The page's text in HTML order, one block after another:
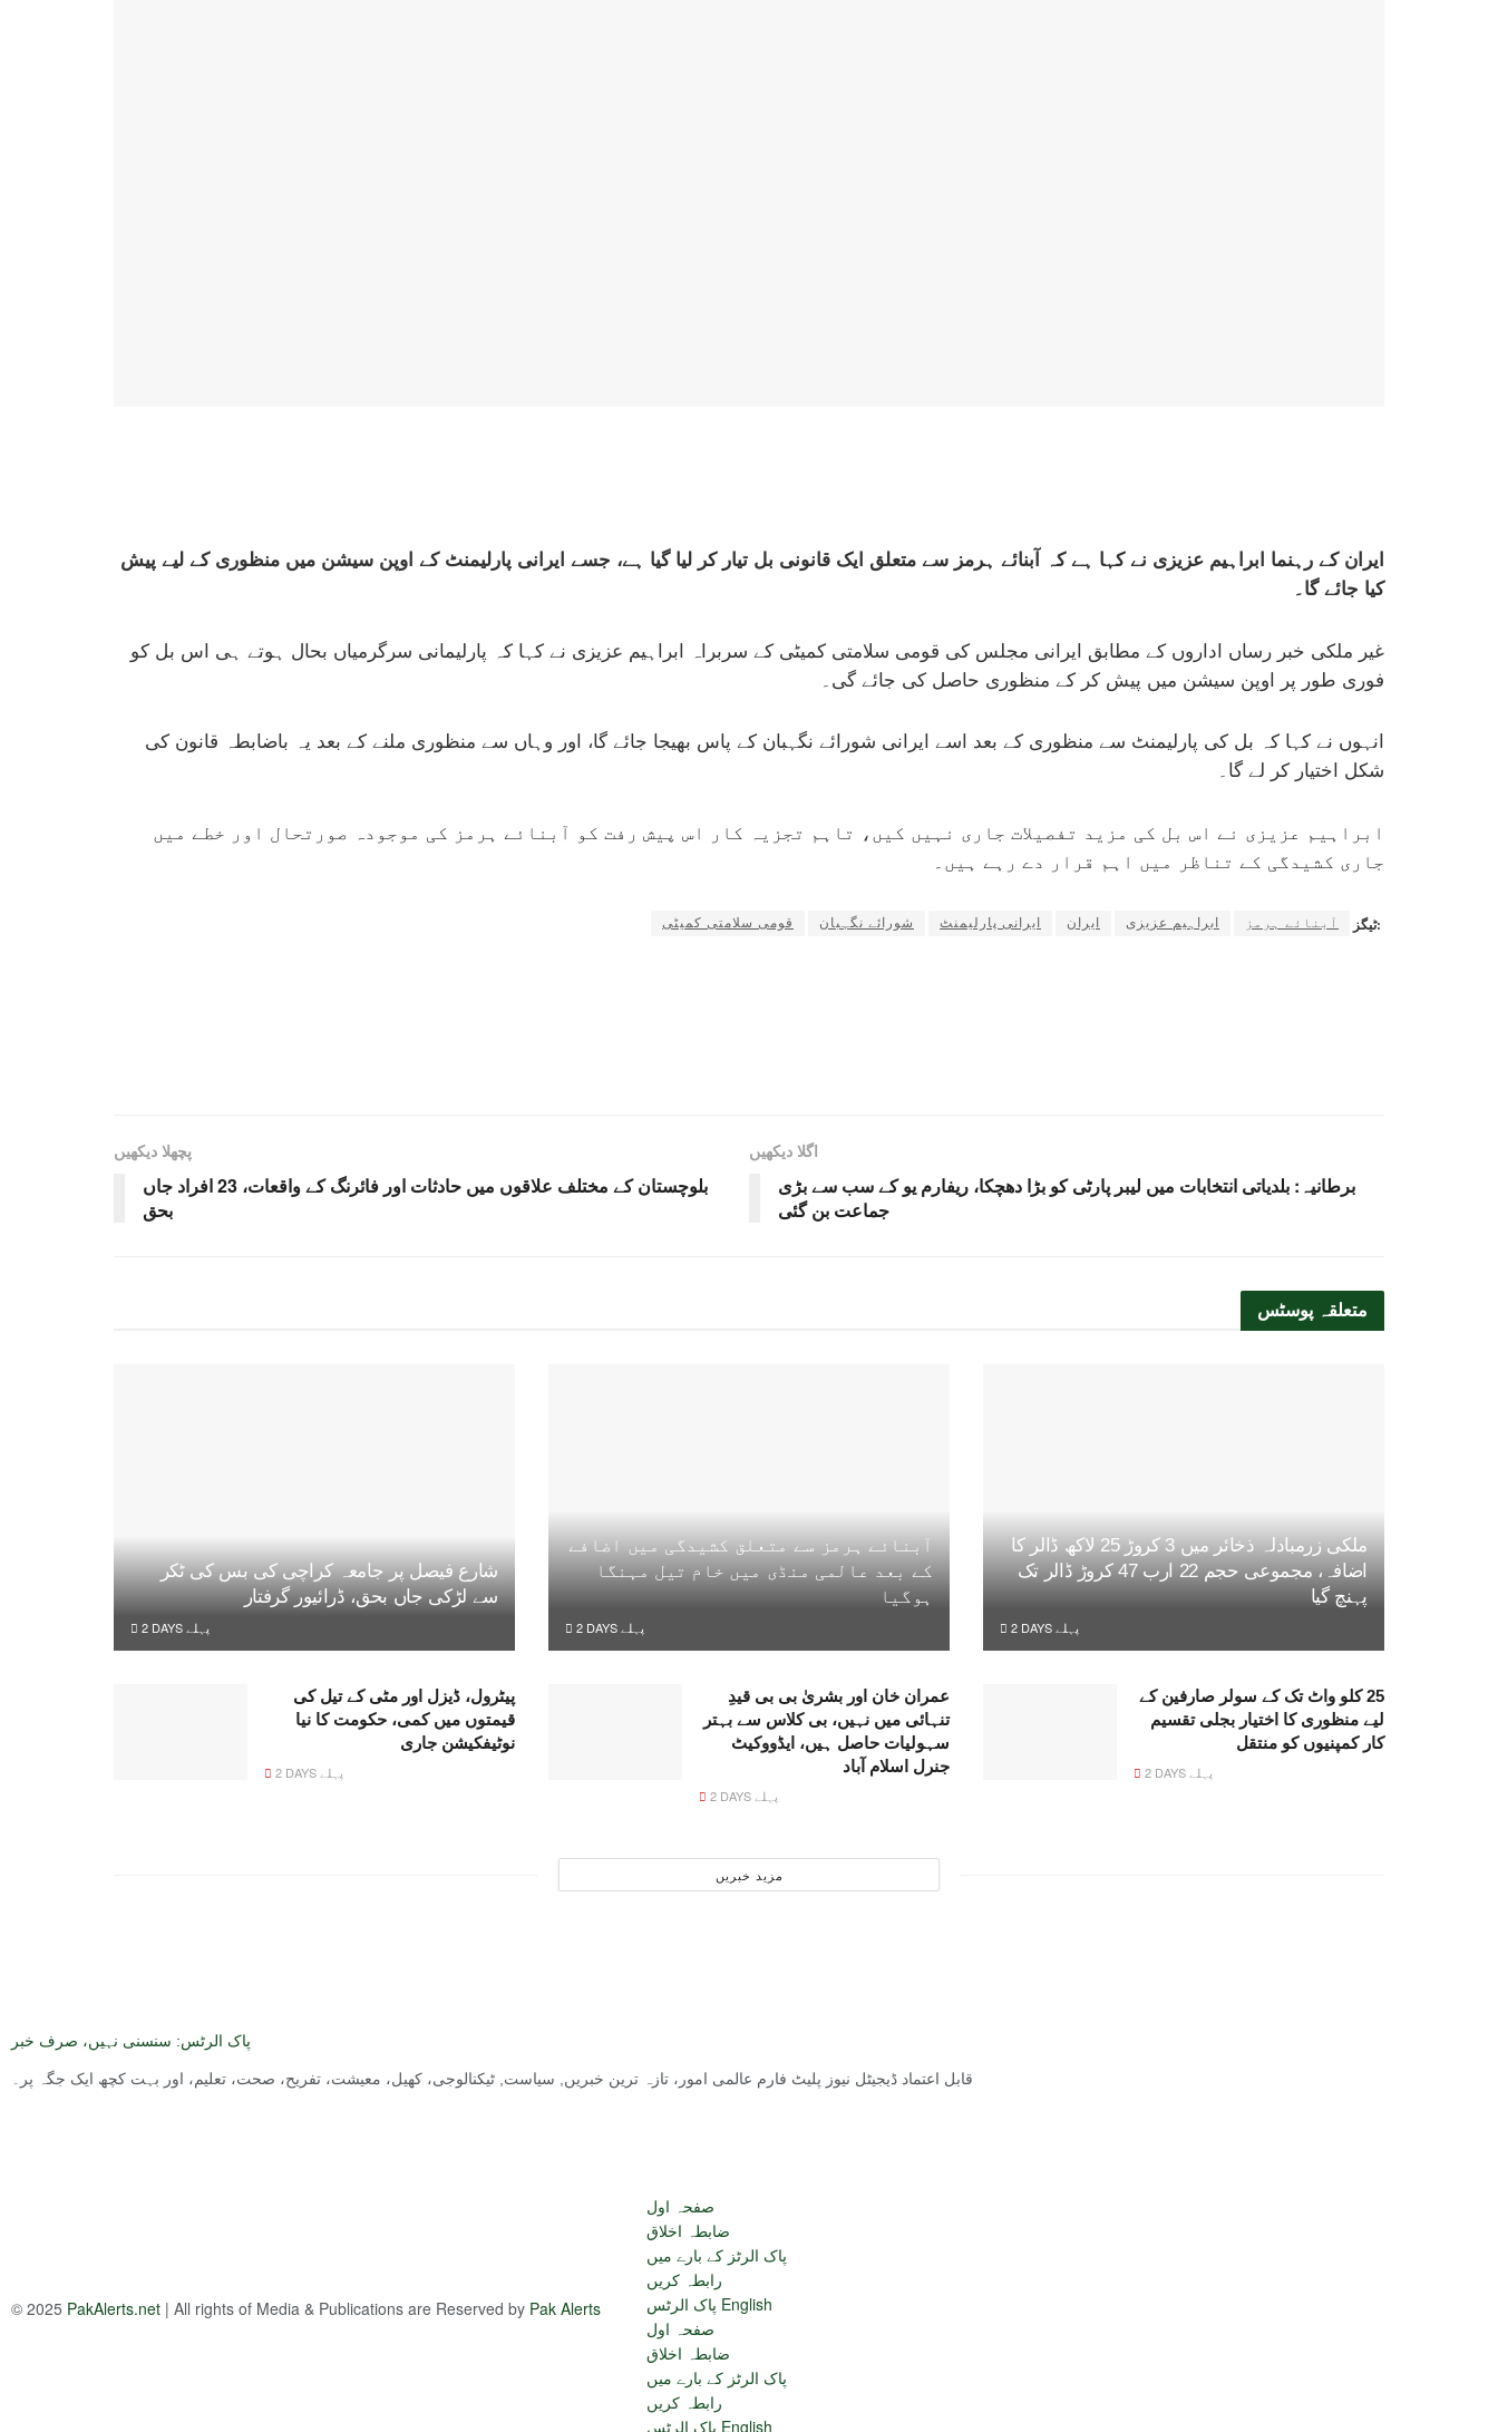
ایران کے رہنما ابراہیم عزیزی نے کہا ہے کہ آبنائے ہرمز سے متعلق ایک قانونی بل تیار کر لیا گیا ہے، جسے ایرانی پارلیمنٹ کے اوپن سیشن میں منظوری کے لیے پیش
کیا جائے گا۔
غیر ملکی خبر رساں اداروں کے مطابق ایرانی مجلس کی قومی سلامتی کمیٹی کے سربراہ ابراہیم عزیزی نے کہا کہ پارلیمانی سرگرمیاں بحال ہوتے ہی اس بل کو
فوری طور پر اوپن سیشن میں پیش کر کے منظوری حاصل کی جائے گی۔
انہوں نے کہا کہ بل کی پارلیمنٹ سے منظوری کے بعد اسے ایرانی شورائے نگہبان کے پاس بھیجا جائے گا، اور وہاں سے منظوری ملنے کے بعد یہ باضابطہ قانون کی
شکل اختیار کر لے گا۔
ابراہیم عزیزی نے اس بل کی مزید تفصیلات جاری نہیں کیں، تاہم تجزیہ کار اس پیش رفت کو آبنائے ہرمز کی موجودہ صورتحال اور خطے میں
جاری کشیدگی کے تناظر میں اہم قرار دے رہے ہیں۔
ٹیگز: آبنائے ہرمز ابراہیم عزیزی ایران ایرانی پارلیمنٹ شورائے نگہبان قومی سلامتی کمیٹی
پچھلا دیکھیں
بلوچستان کے مختلف علاقوں میں حادثات اور فائرنگ کے واقعات، 23 افراد جاں
بحق
اگلا دیکھیں
برطانیہ: بلدیاتی انتخابات میں لیبر پارٹی کو بڑا دھچکا، ریفارم یو کے سب سے بڑی
جماعت بن گئی
متعلقہ پوسٹس
ملکی زرمبادلہ ذخائر میں 3 کروڑ 25 لاکھ ڈالر کا
اضافہ، مجموعی حجم 22 ارب 47 کروڑ ڈالر تک
پہنچ گیا
2 DAYS پہلے
آبنائے ہرمز سے متعلق کشیدگی میں اضافے
کے بعد عالمی منڈی میں خام تیل مہنگا
ہوگیا
2 DAYS پہلے
شارع فیصل پر جامعہ کراچی کی بس کی ٹکر
سے لڑکی جاں بحق، ڈرائیور گرفتار
2 DAYS پہلے
25 کلو واٹ تک کے سولر صارفین کے
لیے منظوری کا اختیار بجلی تقسیم
کار کمپنیوں کو منتقل
2 DAYS پہلے
عمران خان اور بشریٰ بی بی قیدِ
تنہائی میں نہیں، بی کلاس سے بہتر
سہولیات حاصل ہیں، ایڈووکیٹ
جنرل اسلام آباد
2 DAYS پہلے
پیٹرول، ڈیزل اور مٹی کے تیل کی
قیمتوں میں کمی، حکومت کا نیا
نوٹیفکیشن جاری
2 DAYS پہلے
مزید خبریں
پاک الرٹس: سنسنی نہیں، صرف خبر
قابل اعتماد ڈیجیٹل نیوز پلیٹ فارم عالمی امور، تازہ ترین خبریں, سیاست, ٹیکنالوجی، کھیل، معیشت، تفریح، صحت، تعلیم، اور بہت کچھ ایک جگہ پر۔
© 2025 PakAlerts.net | All rights of Media & Publications are Reserved by Pak Alerts
صفحہ اول
ضابطہ اخلاق
پاک الرٹز کے بارے میں
رابطہ کریں
پاک الرٹس English
صفحہ اول
ضابطہ اخلاق
پاک الرٹز کے بارے میں
رابطہ کریں
پاک الرٹس English